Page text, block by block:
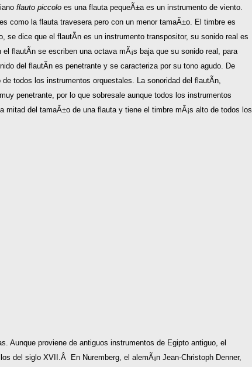
flauto piccoloes una flauta pequeÃ±a es un instrumento de viento.
como la flauta travesera pero con un menor tamaÃ±o. El timbre es
se dice que el flautÃ­n es un instrumento transpositor, su sonido real es
flautÃ­n se escriben una octava mÃ¡s baja que su sonido real, para
del flautÃ­n es penetrante y se caracteriza por su tono agudo. De
todos los instrumentos orquestales. La sonoridad del flautÃ­n,
penetrante, por lo que sobresale aunque todos los instrumentos
del tamaÃ±o de una flauta y tiene el timbre mÃ¡s alto de todos los
Aunque proviene de antiguos instrumentos de Egipto antiguo, el
del siglo XVII.Â En Nuremberg, el alemÃ¡n Jean-Christoph Denner,